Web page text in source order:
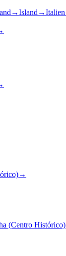
→Island →Italien
→
(Centro Histórico)